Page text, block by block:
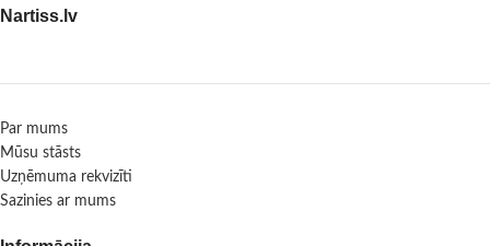
Nartiss.lv
Par mums
Mūsu stāsts
Uzņēmuma rekvizīti
Sazinies ar mums